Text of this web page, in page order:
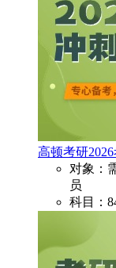
高顿考研
对象：
员
科目：